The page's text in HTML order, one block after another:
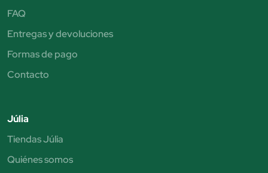
FAQ
Entregas y devoluciones
Formas de pago
Contacto
Júlia
Tiendas Júlia
Quiénes somos